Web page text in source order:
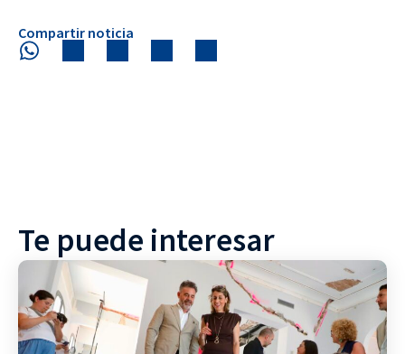
Compartir noticia
Te puede interesar